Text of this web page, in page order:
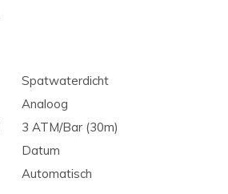
Spatwaterdicht
Analoog
3 ATM/Bar (30m)
Datum
Automatisch